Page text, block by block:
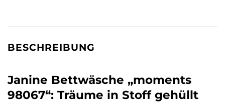
BESCHREIBUNG
Janine Bettwäsche „moments
98067“: Träume in Stoff gehüllt